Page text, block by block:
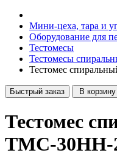
Мини-цеха, тара и
Оборудование для
Тестомесы
Тестомесы
Тестомес
Быстрый заказ В корзину
Тестомес
ТМС-30НН-